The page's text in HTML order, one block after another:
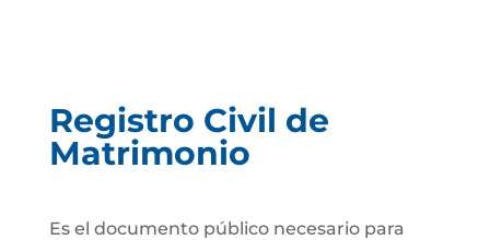
Registro Civil de
Matrimonio
Es el documento público necesario para